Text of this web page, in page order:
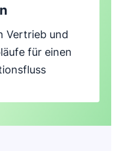
Vertrieb und
für einen